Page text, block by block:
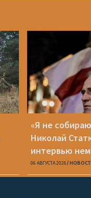
«Я не
Николай
интервью
Zeit
06 АВГУСТА 2026